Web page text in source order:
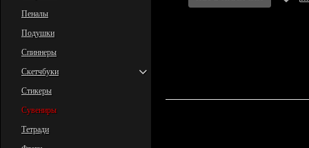
Пеналы
Подушки
Спиннеры
Скетчбуки
Стикеры
Сувениры
Тетради